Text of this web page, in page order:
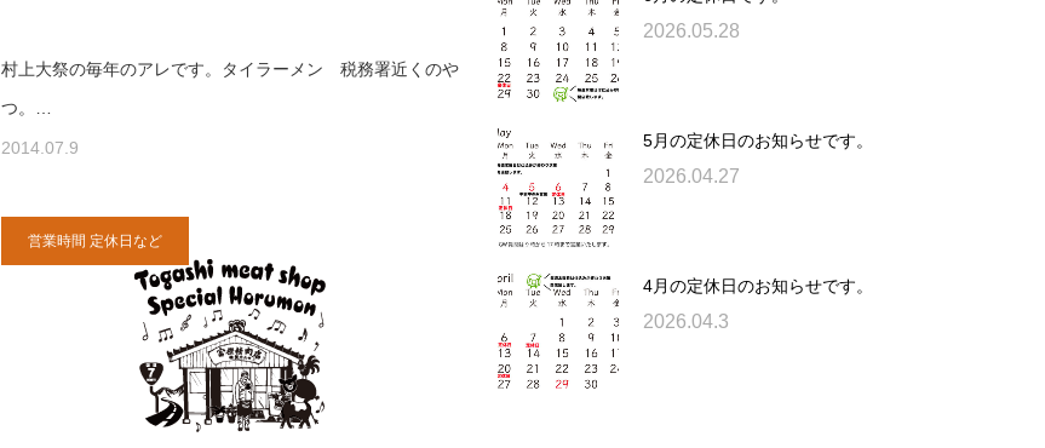
村上大祭の毎年のアレです。タイラーメン 税務署近くのや
つ。…
2014.07.9
営業時間 定休日など
2026.05.28
5月の定休日のお知らせです。
2026.04.27
4月の定休日のお知らせです。
2026.04.3